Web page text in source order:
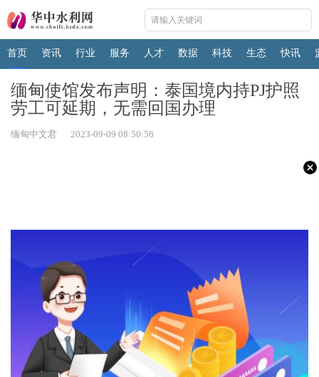
首页 资讯 行业 服务 人才 数据 科技 生态 快讯
缅甸使馆发布声明：泰国境内持PJ护照
劳工可延期，无需回国办理
缅甸中文君 2023-09-09 08:50:56